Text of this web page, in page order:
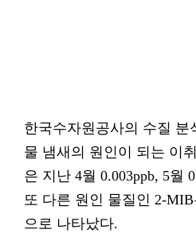
한국수자원공사의 수질 분
물 냄새의 원인이 되는 이
은 지난 4월 0.003ppb, 5월
또 다른 원인 물질인 2-
으로 나타났다.